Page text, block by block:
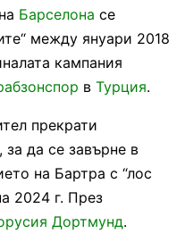
Барселона се
между януари 2018
кампания
в Турция.
прекрати
за да се завърне в
на Бартра с “лос
2024 г. През
Дортмунд.